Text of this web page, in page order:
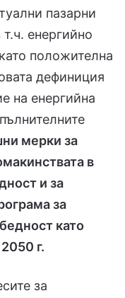
пазарни
енергийно
положителна
дефиниция
на енергийна
мерки за
в
и за
за
като
г.
за